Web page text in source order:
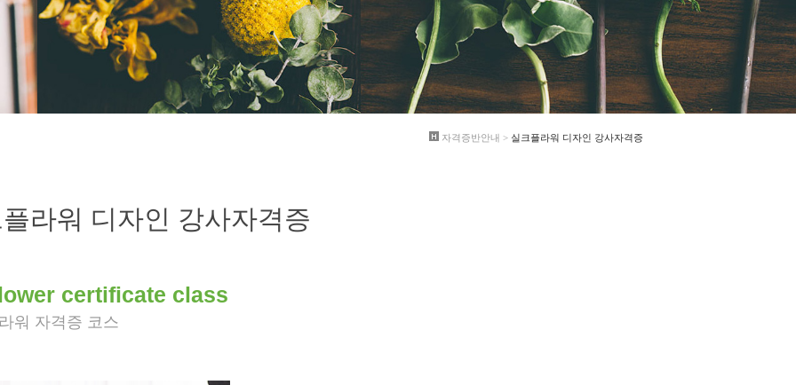
KFAA Taiwan
KFAA Hongkong
드라이플라워교육센터
프리저브드플라워교육센터
기업출강신청
수강생전용 게시판
드라이플라워 강사게시판
프리저브드플라워 강사게시판
디플로마회원 게시판
자격증반안내 > 실크플라워 디자인 강사자격증
라워 디자인 강사자격증
certificate class
워 자격증 코스